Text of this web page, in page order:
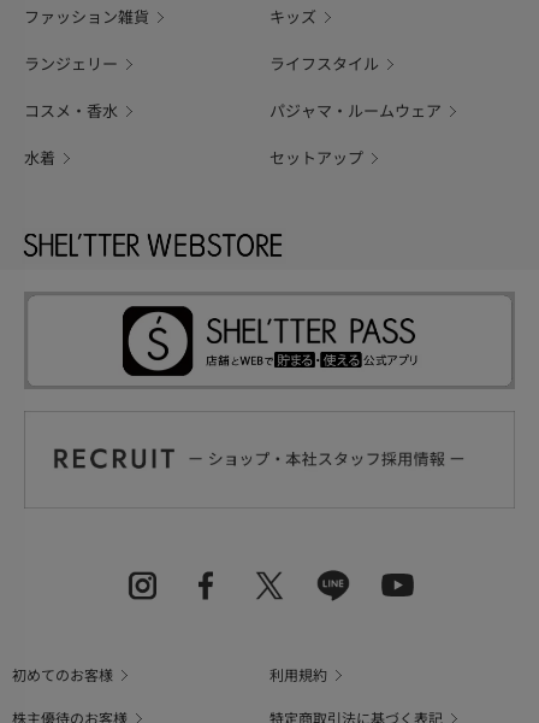
ファッション雑貨 キッズ
ランジェリー ライフスタイル
コスメ・香水 パジャマ・ルームウェア
水着 セットアップ
初めてのお客様
利用規約